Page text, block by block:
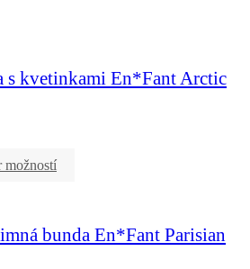
s kvetinkami En*Fant Arctic
možností
bunda En*Fant Parisian